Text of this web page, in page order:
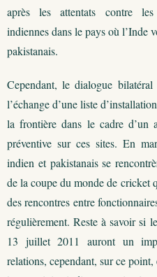
après les attentats contre les
indiennes dans le pays où l’Inde
pakistanais.
Cependant, le dialogue
l’échange d’une liste
la frontière dans le cadre d’un
préventive sur ces sites. En
indien et pakistanais se
de la coupe du monde de cricket
des rencontres entre
régulièrement. Reste à savoir si
13 juillet 2011 auront un
relations, cependant, sur ce